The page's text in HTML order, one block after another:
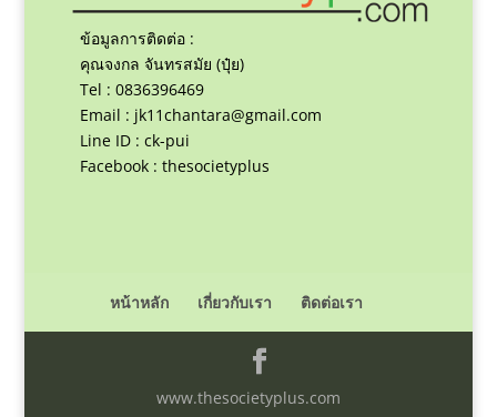
ข้อมูลการติดต่อ :
คุณจงกล จันทรสมัย (ปุ๋ย)
Tel : 0836396469
Email : jk11chantara@gmail.com
Line ID : ck-pui
Facebook : thesocietyplus
หน้าหลัก เกี่ยวกับเรา ติดต่อเรา
www.thesocietyplus.com